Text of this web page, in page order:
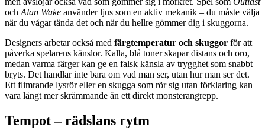
och Alan Wake använder ljus som en aktiv mekanik – du måste välja
när du vågar tända det och när du hellre gömmer dig i skuggorna.
Designers arbetar också med färgtemperatur och skuggor för att
påverka spelarens känslor. Kalla, blå toner skapar distans och oro,
medan varma färger kan ge en falsk känsla av trygghet som snabbt
bryts. Det handlar inte bara om vad man ser, utan hur man ser det.
Ett flimrande lysrör eller en skugga som rör sig utan förklaring kan
vara långt mer skrämmande än ett direkt monsterangrepp.
Tempot – räds­lans rytm